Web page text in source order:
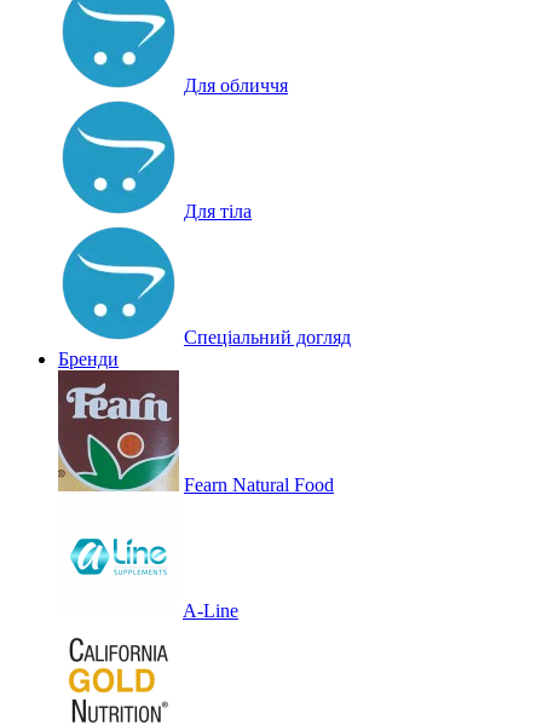
Для обличчя
Для тіла
Спеціальний догляд
Бренди
Fearn Natural Food
A-Line